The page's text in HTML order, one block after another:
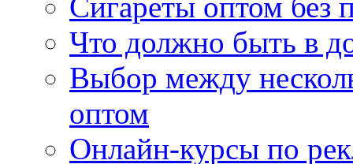
Сигареты оптом без
Что должно быть в
Выбор между
оптом
Онлайн-курсы по